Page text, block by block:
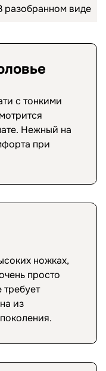
разобранном виде
с тонкими
Нежный на
при
ножках,
просто
требует
из